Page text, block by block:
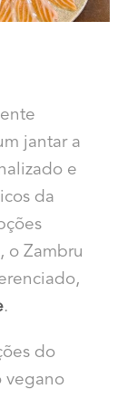
jantar a
e
da
o Zambru
.
do
vegano